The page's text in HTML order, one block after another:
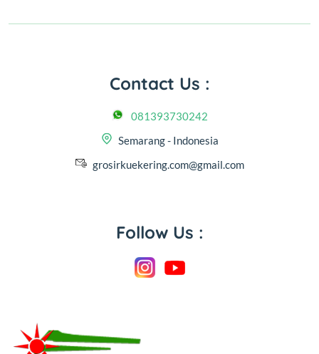
Contact Us :
081393730242
Semarang - Indonesia
grosirkuekering.com@gmail.com
Follow Us :